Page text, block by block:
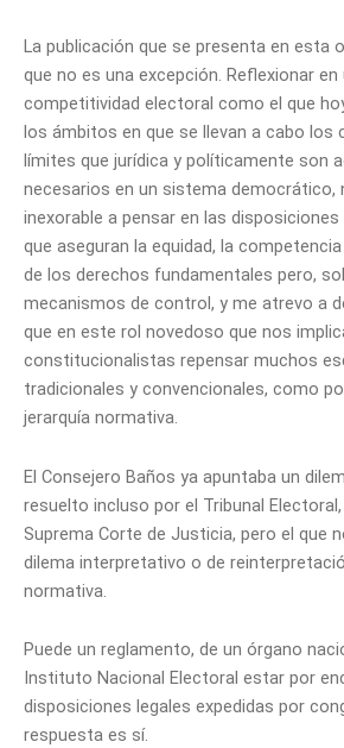
La publicación que se presenta en esta
que no es una excepción. Reflexionar
competitividad electoral como el que
los ámbitos en que se llevan a cabo los
límites que jurídica y políticamente son
necesarios en un sistema democrático,
inexorable a pensar en las
que aseguran la equidad, la
de los derechos fundamentales pero,
mecanismos de control, y me atrevo a
que en este rol novedoso que nos
constitucionalistas repensar muchos
tradicionales y convencionales, como
jerarquía normativa.
El Consejero Baños ya apuntaba un
resuelto incluso por el Tribunal
Suprema Corte de Justicia, pero el que
dilema interpretativo o de
normativa.
Puede un reglamento, de un órgano
Instituto Nacional Electoral estar por
disposiciones legales expedidas por
respuesta es sí.